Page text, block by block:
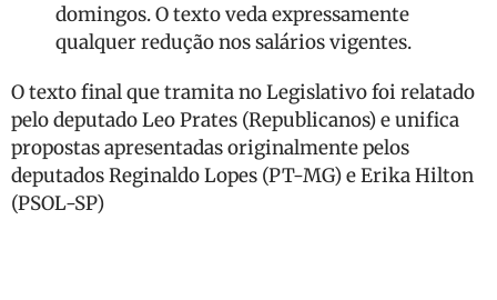
domingos. O texto veda expressamente
qualquer redução nos salários vigentes.
O texto final que tramita no Legislativo foi relatado
pelo deputado Leo Prates (Republicanos) e unifica
propostas apresentadas originalmente pelos
deputados Reginaldo Lopes (PT-MG) e Erika Hilton
(PSOL-SP)